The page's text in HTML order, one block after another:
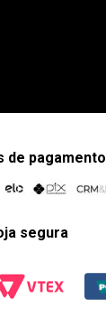
de pagamento
segura